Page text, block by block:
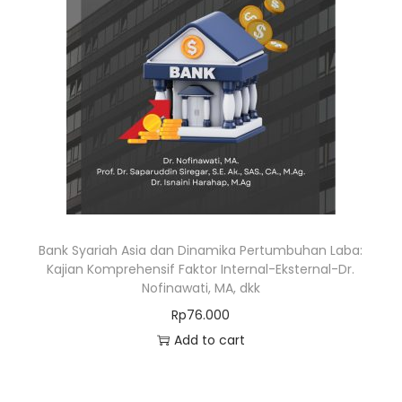
Bank Syariah Asia dan Dinamika Pertumbuhan Laba:
Kajian Komprehensif Faktor Internal-Eksternal-Dr.
Nofinawati, MA, dkk
Rp76.000
Add to cart